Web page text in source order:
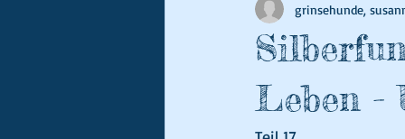
Leben -
grinsehunde,